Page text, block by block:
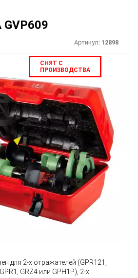
GVP609
Артикул: 12898
СНЯТ С
ПРОИЗВОДСТВА
для 2-х отражателей (GPR121,
GRZ4 или GPH1P), 2-х